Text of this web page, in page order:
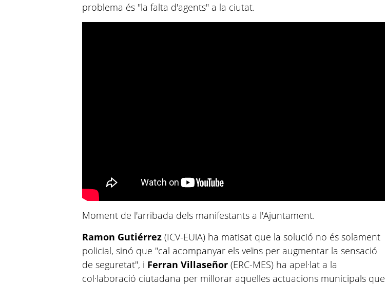
problema és "la falta d'agents" a la ciutat.
Moment de l'arribada dels manifestants a l'Ajuntament.
Ramon Gutiérrez(ICV-EUiA) ha matisat que la solució no és solament
policial, sinó que "cal acompanyar els veïns per augmentar la sensació
de seguretat", i FerranVillaseñor (ERC-MES) ha apel·lat a la
col·laboració ciutadana per millorar aquelles actuacions municipals que